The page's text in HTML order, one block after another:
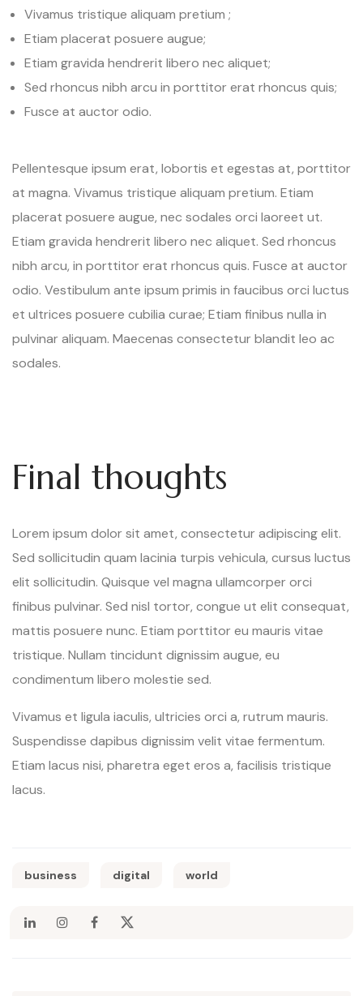
Vivamus tristique aliquam pretium ;
Etiam placerat posuere augue;
Etiam gravida hendrerit libero nec aliquet;
Sed rhoncus nibh arcu in porttitor erat rhoncus quis;
Fusce at auctor odio.
Pellentesque ipsum erat, lobortis et egestas at, porttitor
at magna. Vivamus tristique aliquam pretium. Etiam
placerat posuere augue, nec sodales orci laoreet ut.
Etiam gravida hendrerit libero nec aliquet. Sed rhoncus
nibh arcu, in porttitor erat rhoncus quis. Fusce at auctor
odio. Vestibulum ante ipsum primis in faucibus orci luctus
et ultrices posuere cubilia curae; Etiam finibus nulla in
pulvinar aliquam. Maecenas consectetur blandit leo ac
sodales.
Final thoughts
Lorem ipsum dolor sit amet, consectetur adipiscing elit.
Sed sollicitudin quam lacinia turpis vehicula, cursus luctus
elit sollicitudin. Quisque vel magna ullamcorper orci
finibus pulvinar. Sed nisl tortor, congue ut elit consequat,
mattis posuere nunc. Etiam porttitor eu mauris vitae
tristique. Nullam tincidunt dignissim augue, eu
condimentum libero molestie sed.
Vivamus et ligula iaculis, ultricies orci a, rutrum mauris.
Suspendisse dapibus dignissim velit vitae fermentum.
Etiam lacus nisi, pharetra eget eros a, facilisis tristique
lacus.
business digital world